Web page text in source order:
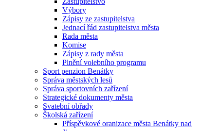
Výbory
Zápisy ze zastupitelstva
Jednací řád zastupitelstva města
Rada města
Komise
Zápisy z rady města
Plnění volebního programu
Sport penzion Benátky
Správa městských lesů
Správa sportovních zařízení
Strategické dokumenty města
Svatební obřady
Školská zařízení
Příspěvkové oranizace města Benátky nad